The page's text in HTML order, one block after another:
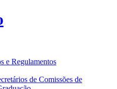
e Regulamentos
de Comissões de